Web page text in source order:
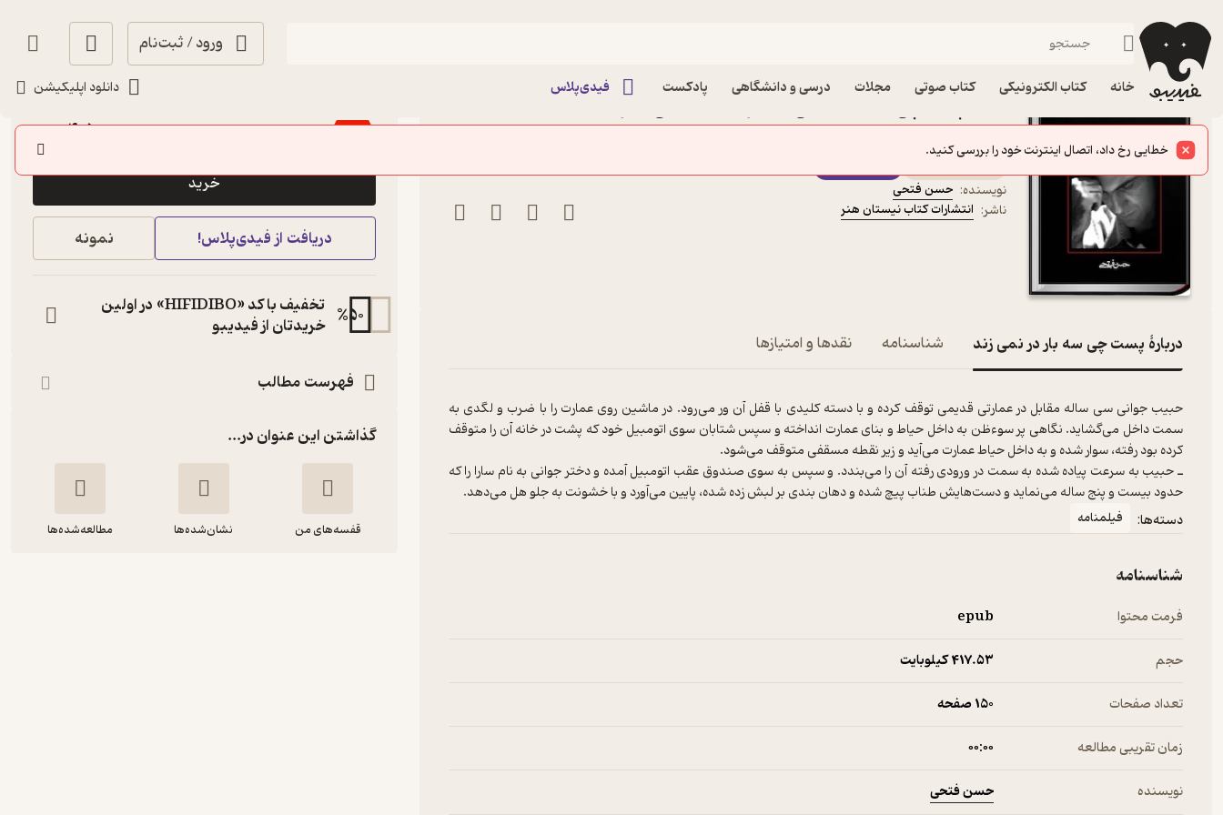
ورود / ثبت‌نام
خانه کتاب الکترونیکی کتاب صوتی مجلات درسی و دانشگاهی پادکست فیدی‌پلاس دانلود اپلیکیشن
فیدیبو کتاب الکترونیکی
انتشارات کتاب نیستان هنر
نویسنده: حسن فتحی
ناشر: انتشارات کتاب نیستان هنر
دربارۀ پست چی سه بار در نمی زند شناسنامه نقدها و امتیازها
حبیب جوانی سی ساله مقابل در عمارتی قدیمی توقف کرده و با دسته کلیدی با قفل آن ور می‌رود. در ماشین روی عمارت را با ضرب و لگدی به
سمت داخل می‌گشاید. نگاهی پر سوءظن به داخل حیاط و بنای عمارت انداخته و سپس شتابان سوی اتومبیل خود که پشت در خانه آن را متوقف
ـ حبیب به سرعت پیاده شده به سمت در ورودی رفته آن را می‌بندد. و سپس به سوی صندوق عقب اتومبیل آمده و دختر جوانی به نام سارا را که
حدود بیست و پنج ساله می‌نماید و دست‌هایش طناب پیچ شده و دهان بندی بر لبش زده شده، پایین می‌آورد و با خشونت به جلو هل می‌دهد.
دسته‌ها: فیلمنامه
شناسنامه
فرمت محتوا epub
حجم 417.۵۳ کیلوبایت
تعداد صفحات 150 صفحه
زمان تقریبی مطالعه ۰۰:۰۰
نویسنده حسن فتحی
٪70
15,000
4,500تومان
خرید
دریافت از فیدی‌پلاس! نمونه
%50
تخفیف با کد «HIFIDIBO» در اولین
خریدتان از فیدیبو
فهرست مطالب
گذاشتن این عنوان در...
قفسه‌های من نشان‌شده‌ها مطالعه‌شده‌ها
خطایی رخ داد، اتصال اینترنت خود را بررسی کنید.